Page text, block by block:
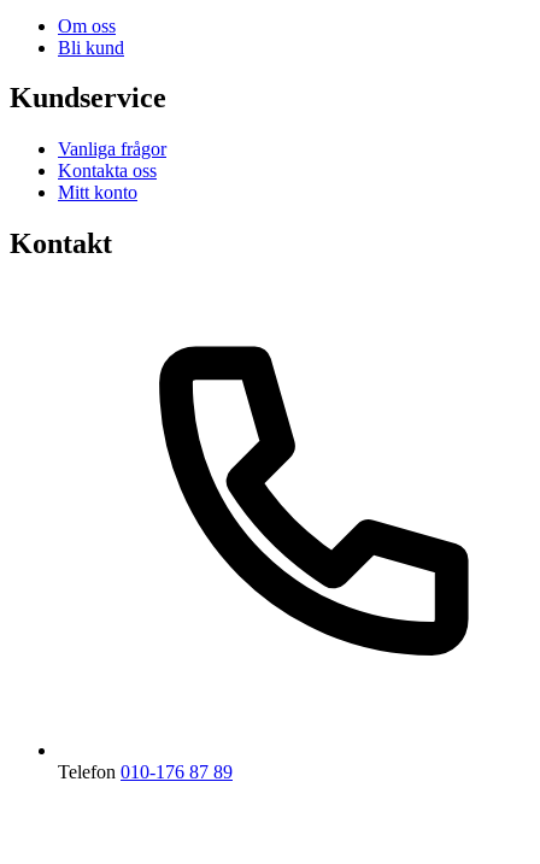
Om oss
Bli kund
Kundservice
Vanliga frågor
Kontakta oss
Mitt konto
Kontakt
Telefon 010-176 87 89